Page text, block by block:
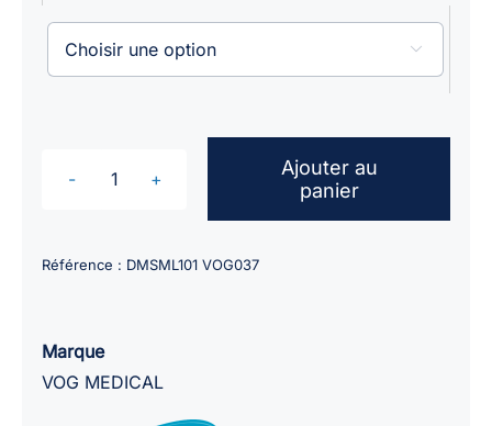
HT

quantité
Armoire
1et
Ajouter au
panier
Référence : DMSML101 VOG037
Marque
VOG MEDICAL